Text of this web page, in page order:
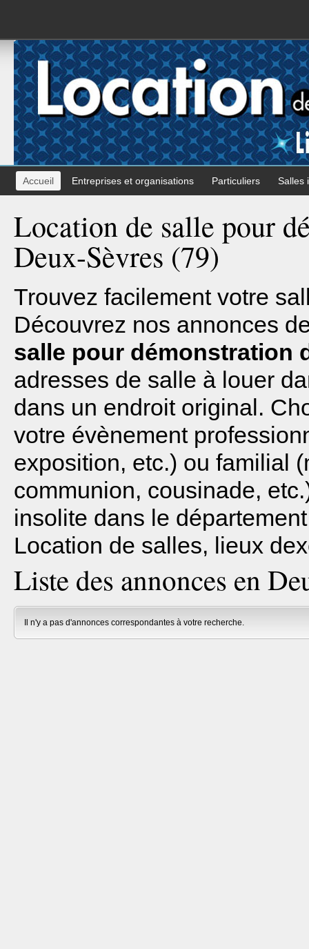
Accueil Entreprises et organisations Particuliers Salles
Location de salle pour
Deux-Sèvres (79)
Trouvez facilement votre
Découvrez nos annonces
salle pour démonstration
adresses de salle à louer
dans un endroit original.
votre évènement
exposition, etc.) ou familial
communion, cousinade,
insolite dans le
Location de salles, lieux
Liste des annonces en
Il n'y a pas d'annonces correspondantes à votre recherche.